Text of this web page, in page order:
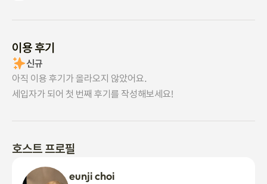
이용 후기
신규
아직 이용 후기가 올라오지 않았어요.
세입자가 되어 첫 번째 후기를 작성해보세요!
호스트 프로필
eunji choi